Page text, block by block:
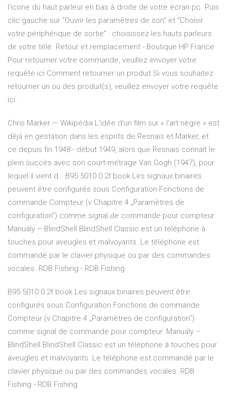
l'icone du haut parleur en bas à droite de votre écran pc. Puis
clic gauche sur "Ouvrir les paramètres de son" et "Choisir
votre périphérique de sortie" : choisissez les hauts parleurs
de votre télé. Retour et remplacement - Boutique HP France
Pour retourner votre commande, veuillez envoyer votre
requête ici Comment retourner un produit Si vous souhaitez
retourner un ou des produit(s), veuillez envoyer votre requête
ici .
Chris Marker — Wikipédia L'idée d'un film sur « l'art nègre » est
déjà en gestation dans les esprits de Resnais et Marker, et
ce depuis fin 1948 - début 1949, alors que Resnais connaît le
plein succès avec son court-métrage Van Gogh (1947), pour
lequel il vient d… B95.5010.0.2f.book Les signaux binaires
peuvent être configurés sous Configuration Fonctions de
commande Compteur (v Chapitre 4 „Paramètres de
configuration“) comme signal de commande pour compteur.
Manuály – BlindShell
BlindShell Classic est un téléphone à
touches pour aveugles et malvoyants. Le téléphone est
commandé par le clavier physique ou par des commandes
vocales. RDB Fishing - RDB Fishing
B95.5010.0.2f.book Les signaux binaires peuvent être
configurés sous Configuration Fonctions de commande
Compteur (v Chapitre 4 „Paramètres de configuration“)
comme signal de commande pour compteur. Manuály –
BlindShell
BlindShell Classic est un téléphone à touches pour
aveugles et malvoyants. Le téléphone est commandé par le
clavier physique ou par des commandes vocales. RDB
Fishing - RDB Fishing